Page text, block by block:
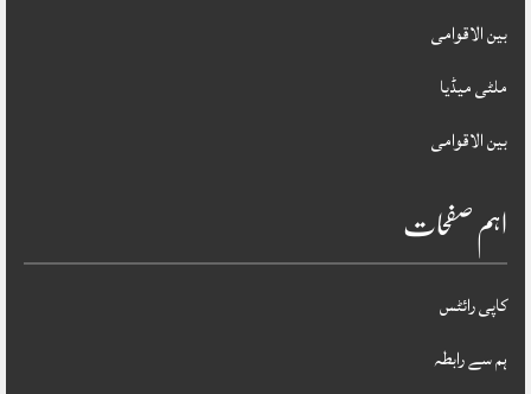
بین الاقوامی
ملٹی میڈیا
بین الاقوامی
اہم صفحات
کاپی رائٹس
ہم سے رابطہ